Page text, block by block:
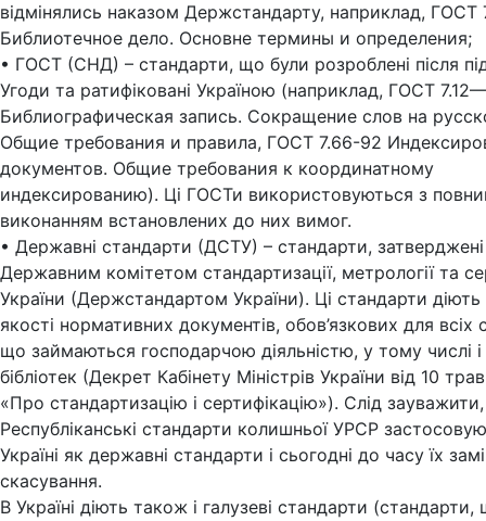
відмінялись наказом Держстандарту, наприклад, ГОСТ
Библиотечное дело. Основне термины и определения;
• ГОСТ (СНД) – стандарти, що були розроблені після
Угоди та ратифіковані Україною (наприклад, ГОСТ
Библиографическая запись. Сокращение слов на
Общие требования и правила, ГОСТ 7.66-92
документов. Общие требования к координатному
индексированию). Ці ГОСТи використовуються з
виконанням встановлених до них вимог.
• Державні стандарти (ДСТУ) – стандарти, затверджені
Державним комітетом стандартизації, метрології та
України (Держстандартом України). Ці стандарти діють
якості нормативних документів, обов’язкових для всіх
що займаються господарчою діяльністю, у тому числі
бібліотек (Декрет Кабінету Міністрів України від 10
«Про стандартизацію і сертифікацію»). Слід
Республіканські стандарти колишньої УРСР
Україні як державні стандарти і сьогодні до часу їх
скасування.
В Україні діють також і галузеві стандарти (стандарти,